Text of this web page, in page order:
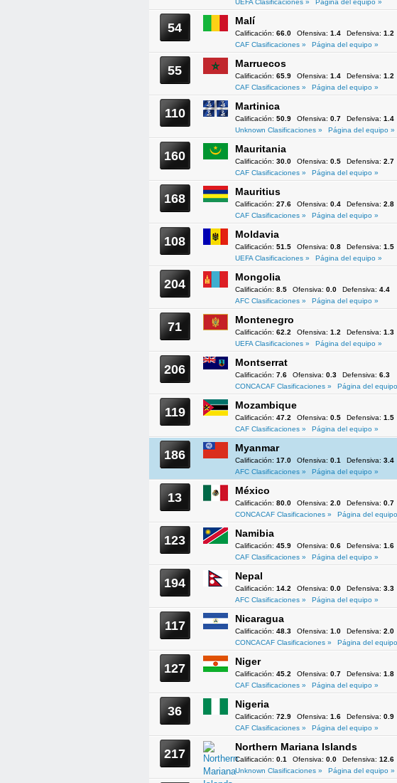
UEFA Clasificaciones »
Página del equipo »
54 Malí
Calificación: 66.0 Ofensiva: 1.4 Defensiva: 1.2
CAF Clasificaciones »
Página del equipo »
55 Marruecos
Calificación: 65.9 Ofensiva: 1.4 Defensiva: 1.2
CAF Clasificaciones »
Página del equipo »
110 Martinica
Calificación: 50.9 Ofensiva: 0.7 Defensiva: 1.4
Unknown Clasificaciones »
Página del equipo »
160 Mauritania
Calificación: 30.0 Ofensiva: 0.5 Defensiva: 2.7
CAF Clasificaciones »
Página del equipo »
168 Mauritius
Calificación: 27.6 Ofensiva: 0.4 Defensiva: 2.8
CAF Clasificaciones »
Página del equipo »
108 Moldavia
Calificación: 51.5 Ofensiva: 0.8 Defensiva: 1.5
UEFA Clasificaciones »
Página del equipo »
204 Mongolia
Calificación: 8.5 Ofensiva: 0.0 Defensiva: 4.4
AFC Clasificaciones »
Página del equipo »
71 Montenegro
Calificación: 62.2 Ofensiva: 1.2 Defensiva: 1.3
UEFA Clasificaciones »
Página del equipo »
206 Montserrat
Calificación: 7.6 Ofensiva: 0.3 Defensiva: 6.3
CONCACAF Clasificaciones »
Página del
119 Mozambique
Calificación: 47.2 Ofensiva: 0.5 Defensiva: 1.5
CAF Clasificaciones »
Página del equipo »
186 Myanmar
Calificación: 17.0 Ofensiva: 0.1 Defensiva: 3.4
AFC Clasificaciones »
Página del equipo »
13 México
Calificación: 80.0 Ofensiva: 2.0 Defensiva: 0.7
CONCACAF Clasificaciones »
Página del
123 Namibia
Calificación: 45.9 Ofensiva: 0.6 Defensiva: 1.6
CAF Clasificaciones »
Página del equipo »
194 Nepal
Calificación: 14.2 Ofensiva: 0.0 Defensiva: 3.3
AFC Clasificaciones »
Página del equipo »
117 Nicaragua
Calificación: 48.3 Ofensiva: 1.0 Defensiva: 2.0
CONCACAF Clasificaciones »
Página del
127 Niger
Calificación: 45.2 Ofensiva: 0.7 Defensiva: 1.8
CAF Clasificaciones »
Página del equipo »
36 Nigeria
Calificación: 72.9 Ofensiva: 1.6 Defensiva: 0.9
CAF Clasificaciones »
Página del equipo »
217 Northern Mariana Islands
Calificación: 0.1 Ofensiva: 0.0 Defensiva: 12.6
Unknown Clasificaciones »
Página del equipo »